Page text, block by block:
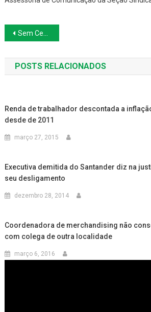
Navegação
de
Post
Sem Censura n. 02: leia as notícias do SINPAF
POSTS RELACIONADOS
Renda de trabalhador descontada a
desde de 2011
março 27, 2015
Executiva demitida do Santander diz na
seu desligamento
dezembro 28, 2014
Coordenadora de merchandising não
com colega de outra localidade
março 6, 2016